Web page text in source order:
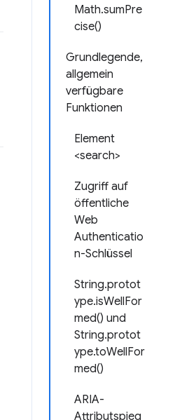
Math.sumPre
cise()
Grundlegende,
allgemein
verfügbare
Funktionen
Element
<search>
Zugriff auf
öffentliche
Web
Authenticatio
n-Schlüssel
String.protot
ype.isWellFor
med() und
String.protot
ype.toWellFor
med()
ARIA-
Attributspieg